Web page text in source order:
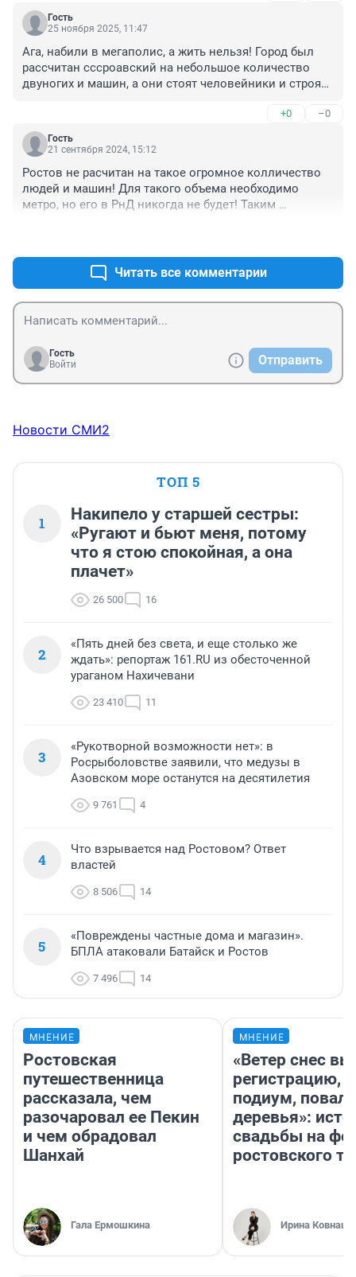
Гость
25 ноября 2025, 11:47
Ага, набили в мегаполис, а жить нельзя! Город был
рассчитан сссроавский на небольшое количество
двуногих и машин, а они стоят человейники и строят!
+0 –0
Гость
21 сентября 2024, 15:12
Ростов не расчитан на такое огромное колличество
людей и машин! Для такого объема необходимо
метро, но его в РнД никогда не будет! Таким
Читать все комментарии
Гость
Войти
Отправить
Новости СМИ2
ТОП 5
1
Накипело у старшей сестры:
«Ругают и бьют меня, потому
что я стою спокойная, а она
плачет»
26 500 16
2
«Пять дней без света, и еще столько же
ждать»: репортаж 161.RU из обесточенной
ураганом Нахичевани
23 410 11
3
«Рукотворной возможности нет»: в
Росрыболовстве заявили, что медузы в
Азовском море останутся на десятилетия
9 761 4
4
Что взрывается над Ростовом? Ответ
властей
8 506 14
5
«Повреждены частные дома и магазин».
БПЛА атаковали Батайск и Ростов
7 496 14
МНЕНИЕ
Ростовская
путешественница
рассказала, чем
разочаровал ее Пекин
и чем обрадовал
Шанхай
Гала Ермошкина
МНЕНИЕ
«Ветер снес
регистрацию,
подиум,
деревья»:
свадьбы на
ростовского
Ирина